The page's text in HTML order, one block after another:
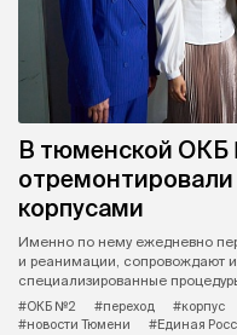
В тюменской ОКБ
корпусами
Именно по нему ежедневно
и реанимации, сопровождают
специализированные
#ОКБ №2
#переход #корпус
#новости Тюмени
#Единая